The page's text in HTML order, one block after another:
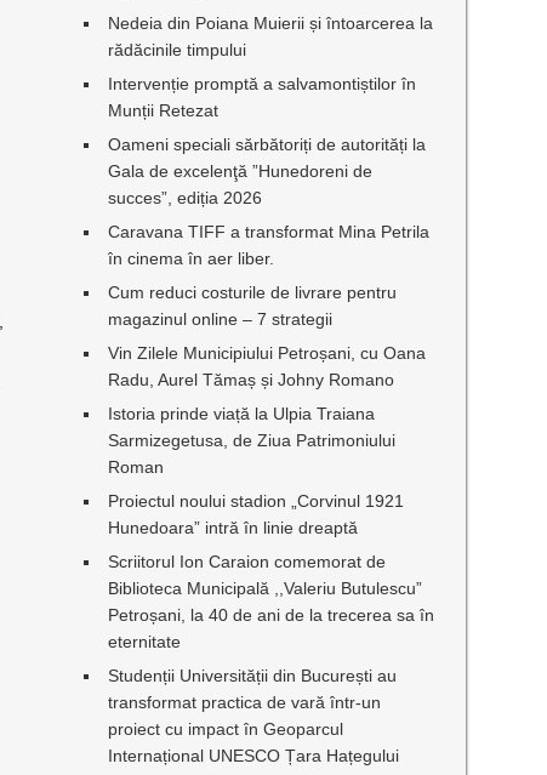
Nedeia din Poiana Muierii și întoarcerea la
rădăcinile timpului
Intervenție promptă a salvamontiștilor în
Munții Retezat
Oameni speciali sărbătoriți de autorități la
Gala de excelenţă ”Hunedoreni de
succes”, ediția 2026
Caravana TIFF a transformat Mina Petrila
în cinema în aer liber.
Cum reduci costurile de livrare pentru
magazinul online – 7 strategii
Vin Zilele Municipiului Petroșani, cu Oana
Radu, Aurel Tămaș și Johny Romano
Istoria prinde viață la Ulpia Traiana
Sarmizegetusa, de Ziua Patrimoniului
Roman
Proiectul noului stadion „Corvinul 1921
Hunedoara” intră în linie dreaptă
Scriitorul Ion Caraion comemorat de
Biblioteca Municipală ,,Valeriu Butulescu”
Petroșani, la 40 de ani de la trecerea sa în
eternitate
Studenții Universității din București au
transformat practica de vară într-un
proiect cu impact în Geoparcul
Internațional UNESCO Țara Hațegului